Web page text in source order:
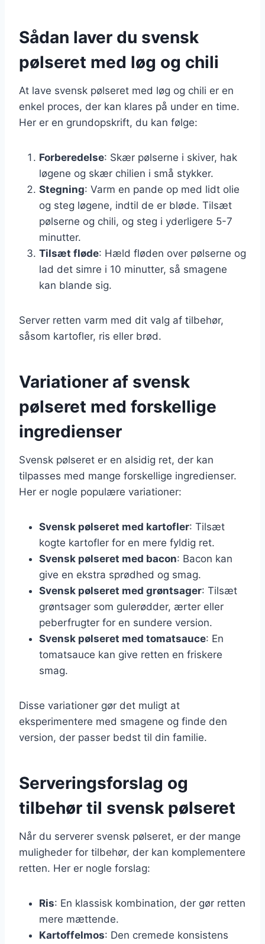
Sådan laver du svensk
pølseret med løg og chili
At lave svensk pølseret med løg og chili er en
enkel proces, der kan klares på under en time.
Her er en grundopskrift, du kan følge:
Forberedelse: Skær pølserne i skiver, hak
løgene og skær chilien i små stykker.
Stegning: Varm en pande op med lidt olie
og steg løgene, indtil de er bløde. Tilsæt
pølserne og chili, og steg i yderligere 5-7
minutter.
Tilsæt fløde: Hæld fløden over pølserne og
lad det simre i 10 minutter, så smagene
kan blande sig.
Server retten varm med dit valg af tilbehør,
såsom kartofler, ris eller brød.
Variationer af svensk
pølseret med forskellige
ingredienser
Svensk pølseret er en alsidig ret, der kan
tilpasses med mange forskellige ingredienser.
Her er nogle populære variationer:
Svensk pølseret med kartofler: Tilsæt
kogte kartofler for en mere fyldig ret.
Svensk pølseret med bacon: Bacon kan
give en ekstra sprødhed og smag.
Svensk pølseret med grøntsager: Tilsæt
grøntsager som gulerødder, ærter eller
peberfrugter for en sundere version.
Svensk pølseret med tomatsauce: En
tomatsauce kan give retten en friskere
smag.
Disse variationer gør det muligt at
eksperimentere med smagene og finde den
version, der passer bedst til din familie.
Serveringsforslag og
tilbehør til svensk pølseret
Når du serverer svensk pølseret, er der mange
muligheder for tilbehør, der kan komplementere
retten. Her er nogle forslag:
Ris: En klassisk kombination, der gør retten
mere mættende.
Kartoffelmos: Den cremede konsistens